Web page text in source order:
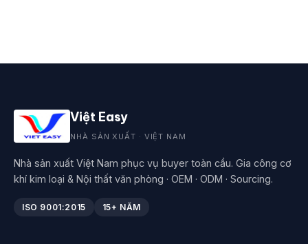
Việt Easy
NHÀ SẢN XUẤT · VIỆT NAM
Nhà sản xuất Việt Nam phục vụ buyer toàn cầu. Gia công cơ
khí kim loại & Nội thất văn phòng · OEM · ODM · Sourcing.
ISO 9001:2015 15+ NĂM